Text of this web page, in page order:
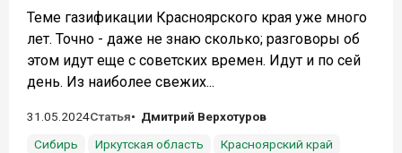
Теме газификации Красноярского края уже много
лет. Точно - даже не знаю сколько; разговоры об
этом идут еще с советских времен. Идут и по сей
день. Из наиболее свежих...
31.05.2024Статья
Дмитрий Верхотуров
Сибирь
Иркутская область
Красноярский край